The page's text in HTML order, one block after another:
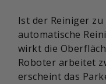
Ist der Reiniger
automatische
wirkt die
Roboter arbeitet
erscheint das